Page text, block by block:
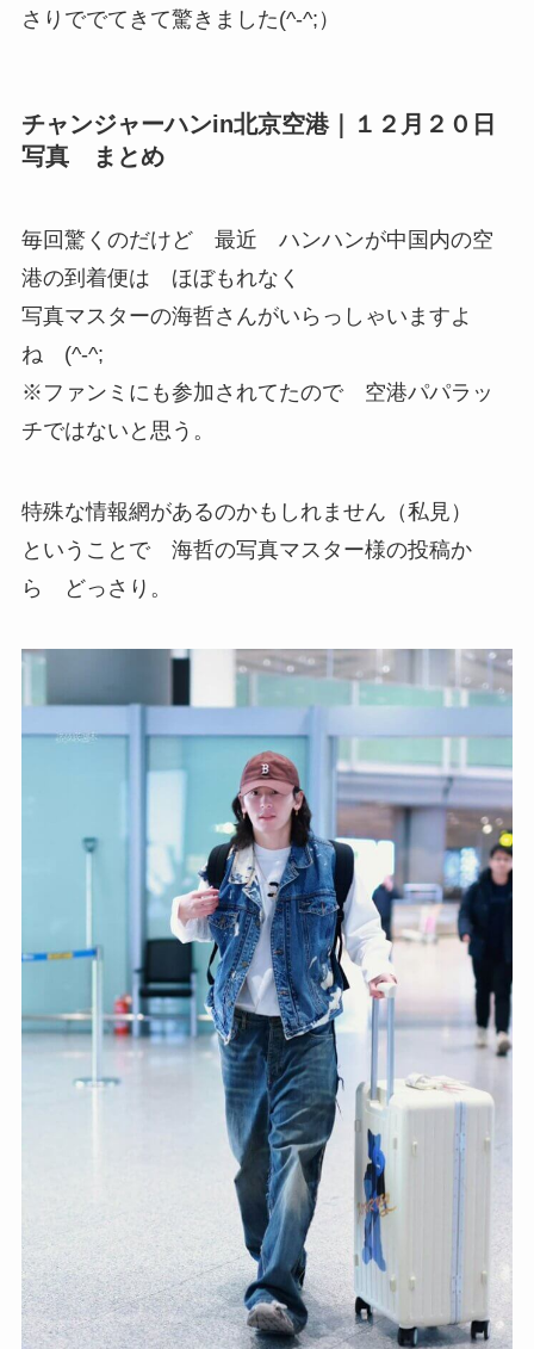
さりででてきて驚きました(^-^;）
チャンジャーハンin北京空港｜１２月２０日
写真 まとめ
毎回驚くのだけど 最近 ハンハンが中国内の空
港の到着便は ほぼもれなく
写真マスターの海哲さんがいらっしゃいますよ
ね (^-^;
※ファンミにも参加されてたので 空港パパラッ
チではないと思う。
特殊な情報網があるのかもしれません（私見）
ということで 海哲の写真マスター様の投稿か
ら どっさり。